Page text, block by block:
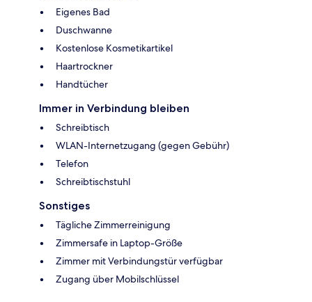
Eigenes Bad
Duschwanne
Kostenlose Kosmetikartikel
Haartrockner
Handtücher
Immer in Verbindung bleiben
Schreibtisch
WLAN-Internetzugang (gegen Gebühr)
Telefon
Schreibtischstuhl
Sonstiges
Tägliche Zimmerreinigung
Zimmersafe in Laptop-Größe
Zimmer mit Verbindungstür verfügbar
Zugang über Mobilschlüssel